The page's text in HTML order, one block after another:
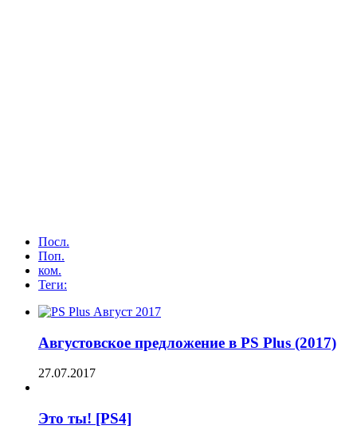
Посл.
Поп.
ком.
Теги:
Августовское предложение в PS Plus (2017)
27.07.2017
Это ты! [PS4]